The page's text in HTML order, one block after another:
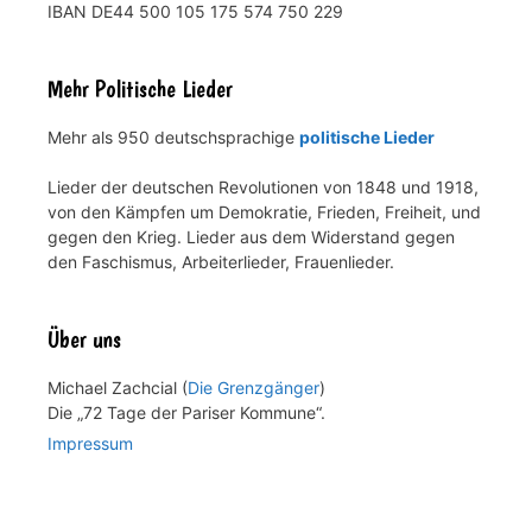
IBAN DE44 500 105 175 574 750 229
Mehr Politische Lieder
Mehr als 950 deutschsprachige politische Lieder
Lieder der deutschen Revolutionen von 1848 und 1918,
von den Kämpfen um Demokratie, Frieden, Freiheit, und
gegen den Krieg. Lieder aus dem Widerstand gegen
den Faschismus, Arbeiterlieder, Frauenlieder.
Über uns
Michael Zachcial (Die Grenzgänger)
Die „72 Tage der Pariser Kommune“.
Impressum